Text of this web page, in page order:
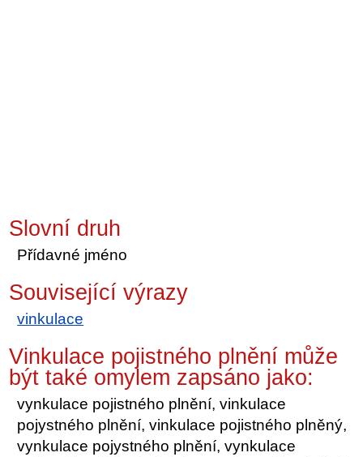
Slovní druh
Přídavné jméno
Související výrazy
vinkulace
Vinkulace pojistného plnění může
být také omylem zapsáno jako:
vynkulace pojistného plnění, vinkulace
pojystného plnění, vinkulace pojistného plněný,
vynkulace pojystného plnění, vynkulace